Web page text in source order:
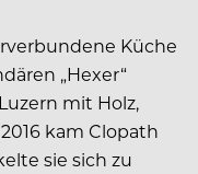
Küche
„Hexer“
mit Holz,
kam Clopath
sie sich zu